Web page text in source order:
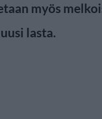
myös
lasta.